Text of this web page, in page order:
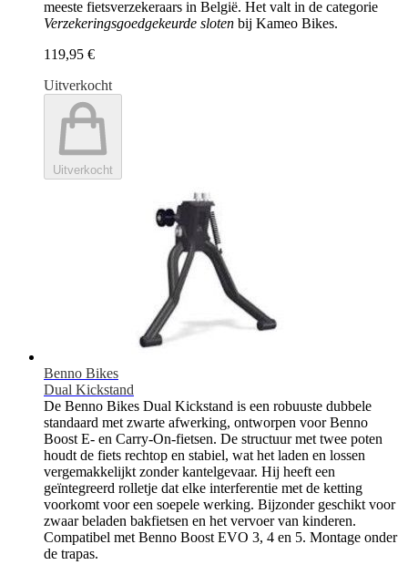
meeste fietsverzekeraars in België. Het valt in de categorie
Verzekeringsgoedgekeurde sloten bij Kameo Bikes.
119,95 €
Uitverkocht
Uitverkocht
Benno Bikes
Dual Kickstand
De Benno Bikes Dual Kickstand is een robuuste dubbele
standaard met zwarte afwerking, ontworpen voor Benno
Boost E- en Carry-On-fietsen. De structuur met twee poten
houdt de fiets rechtop en stabiel, wat het laden en lossen
vergemakkelijkt zonder kantelgevaar. Hij heeft een
geïntegreerd rolletje dat elke interferentie met de ketting
voorkomt voor een soepele werking. Bijzonder geschikt voor
zwaar beladen bakfietsen en het vervoer van kinderen.
Compatibel met Benno Boost EVO 3, 4 en 5. Montage onder
de trapas.